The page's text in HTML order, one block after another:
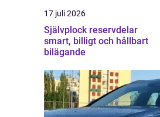
17 juli 2026
Självplock reservdelar
smart, billigt och hållbart
bilägande